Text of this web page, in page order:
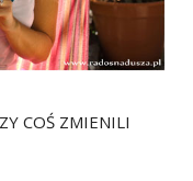
COŚ ZMIENILI